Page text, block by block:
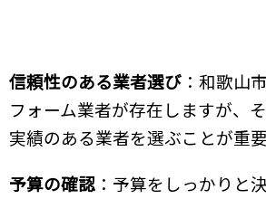
信頼性のある業者選び ：和歌山
フォーム業者が存在しますが、
実績のある業者を選ぶことが重要
予算の確認 ：予算をしっかりと